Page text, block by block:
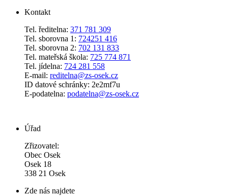
Kontakt
Tel. ředitelna: 371 781 309
Tel. sborovna 1: 724251 416
Tel. sborovna 2: 702 131 833
Tel. mateřská škola: 725 774 871
Tel. jídelna: 724 281 558
E-mail: reditelna@zs-osek.cz
ID datové schránky: 2e2mf7u
E-podatelna: podatelna@zs-osek.cz
Úřad
Zřizovatel:
Obec Osek
Osek 18
338 21 Osek
Zde nás najdete